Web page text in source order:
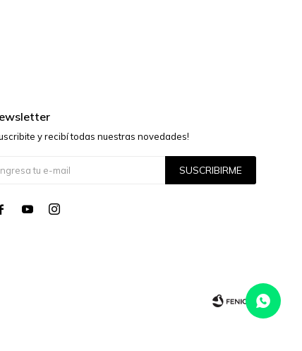
y recibí todas nuestras novedades!
SUSCRIBIRME
 